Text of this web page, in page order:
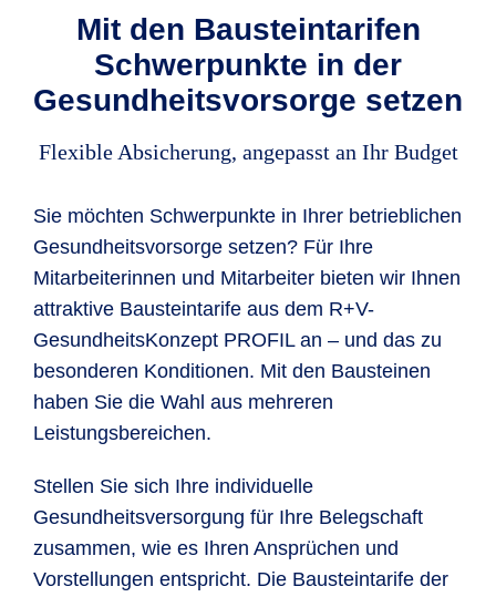
das Budget bisher gleich für mehrere Dinge
genutzt, wie unter anderem die vom Arzt
verordneten Schmerzmittel für ihren Rücken und
eine professionelle Zahnreinigung.
Von den 600 EUR Jahresbudget bleibt nach
etwas übrig.
Mit den Bausteintarifen
Schwerpunkte in der
Gesundheitsvorsorge setzen
Flexible Absicherung, angepasst an Ihr Budget
Sie möchten Schwerpunkte in Ihrer betrieblichen
Gesundheitsvorsorge setzen? Für Ihre
Mitarbeiterinnen und Mitarbeiter bieten wir Ihnen
attraktive Bausteintarife aus dem R+V-
GesundheitsKonzept PROFIL an – und das zu
besonderen Konditionen. Mit den Bausteinen
haben Sie die Wahl aus mehreren
Leistungsbereichen.
Stellen Sie sich Ihre individuelle
Gesundheitsversorgung für Ihre Belegschaft
zusammen, wie es Ihren Ansprüchen und
Vorstellungen entspricht. Die Bausteintarife der